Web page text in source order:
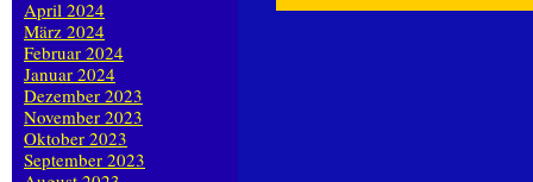
April 2024
März 2024
Februar 2024
Januar 2024
Dezember 2023
November 2023
Oktober 2023
September 2023